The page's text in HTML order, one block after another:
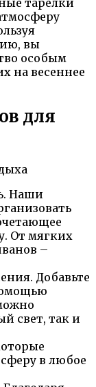
вы
особым
на весеннее
для
Наши
От мягких
–
Добавьте
свет, так и
в любое